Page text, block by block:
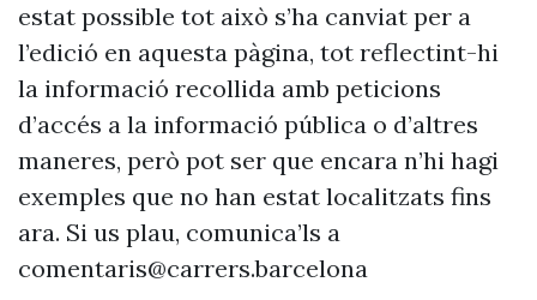
estat possible tot això s’ha canviat per a
l’edició en aquesta pàgina, tot reflectint-hi
la informació recollida amb peticions
d’accés a la informació pública o d’altres
maneres, però pot ser que encara n’hi hagi
exemples que no han estat localitzats fins
ara. Si us plau, comunica’ls a
comentaris@carrers.barcelona